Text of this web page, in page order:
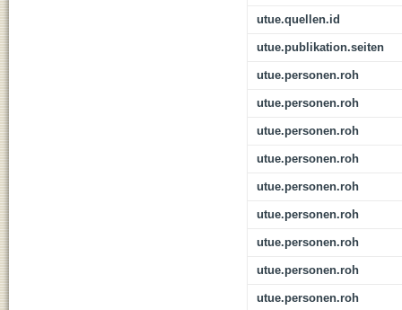
utue.quellen.id
utue.publikation.seiten
utue.personen.roh
utue.personen.roh
utue.personen.roh
utue.personen.roh
utue.personen.roh
utue.personen.roh
utue.personen.roh
utue.personen.roh
utue.personen.roh